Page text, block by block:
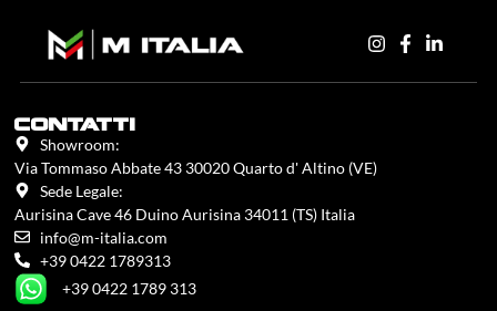
contatti
Showroom:
Via Tommaso Abbate 43 30020 Quarto d' Altino (VE)
Sede Legale:
Aurisina Cave 46 Duino Aurisina 34011 (TS) Italia
info@m-italia.com
+39 0422 1789313
+39 0422 1789 313